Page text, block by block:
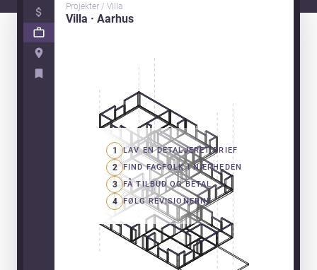
Projekter / Villa
Villa · Aarhus
1 LAV EN DETALJERET BRIEF
2 FIND FAGFOLK I NÆRHEDEN
3 FÅ TILBUD OG BETAL
4 FØLG REVISIONERNE